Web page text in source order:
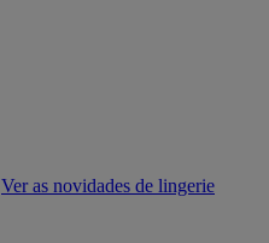
Ver as novidades de lingerie